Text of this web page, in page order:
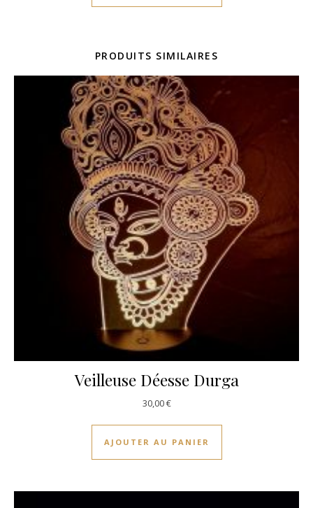
PRODUITS SIMILAIRES
Veilleuse Déesse Durga
30,00€
AJOUTER AU PANIER